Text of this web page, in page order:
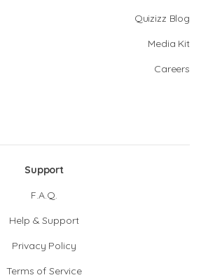
Quizizz Blog
Media Kit
Careers
Support
F.A.Q.
Help & Support
Privacy Policy
Terms of Service